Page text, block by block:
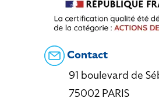
Contact
91 boulevard de
75002 PARIS